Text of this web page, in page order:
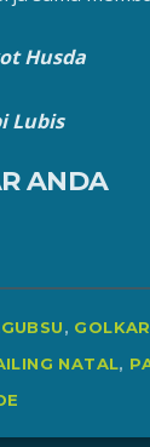
Husda
Lubis
ANDA
, GOLKAR
NATAL,